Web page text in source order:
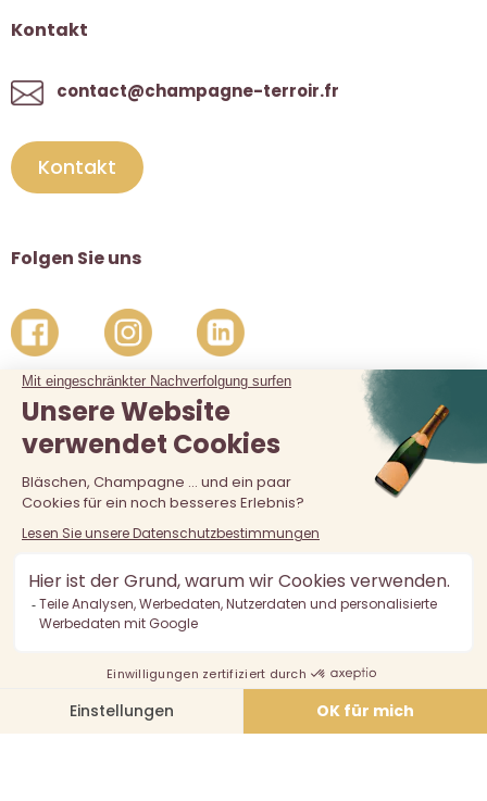
Kontakt
contact@champagne-terroir.fr
Kontakt
Folgen Sie uns
Der Verkauf von Alkohol an unter 18-Jährige ist verboten.
Alkoholmissbrauch ist gefährlich für die Gesundheit, in